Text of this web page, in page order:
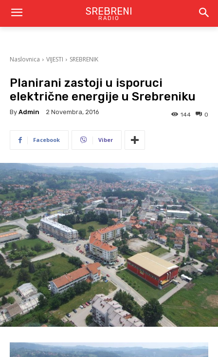
SREBRENI
RADIO
Naslovnica VIJESTI SREBRENIK
Planirani zastoji u isporuci
električne energije u Srebreniku
By Admin 2 Novembra, 2016 0
144
Facebook Viber